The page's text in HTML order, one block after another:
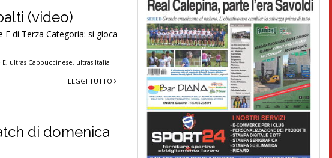
(video)
di Terza Categoria: si gioca
E, ultras Cappuccinese, ultras Italia
LEGGI TUTTO
di domenica